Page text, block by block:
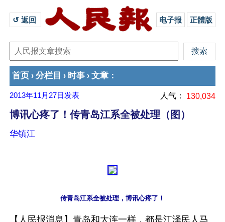
↺ 返回 电子报 正體版
首页 › 分栏目 › 时事 › 文章 ：
2013年11月27日 发表 人气： 130,034
博讯心疼了！传青岛江系全被处理（图）
华镇江
传青岛江系全被处理，博讯心疼了！
【人民报消息】青岛和大连一样，都是江泽民人马